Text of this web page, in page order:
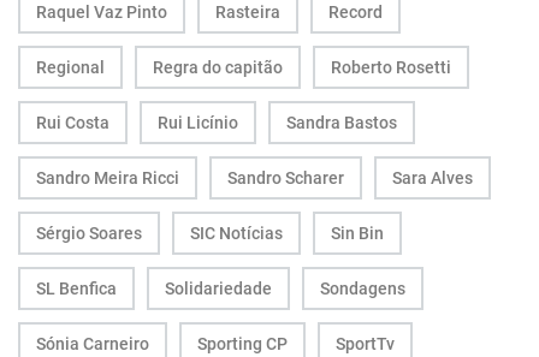
Raquel Vaz Pinto Rasteira Record
Regional Regra do capitão Roberto Rosetti
Rui Costa Rui Licínio Sandra Bastos
Sandro Meira Ricci Sandro Scharer Sara Alves
Sérgio Soares SIC Notícias Sin Bin
SL Benfica Solidariedade Sondagens
Sónia Carneiro Sporting CP SportTv